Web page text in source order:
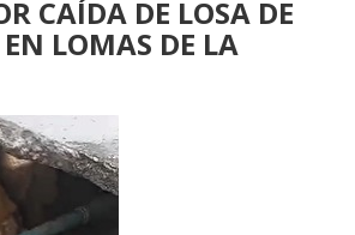
CAÍDA DE LOSA DE
LOMAS DE LA